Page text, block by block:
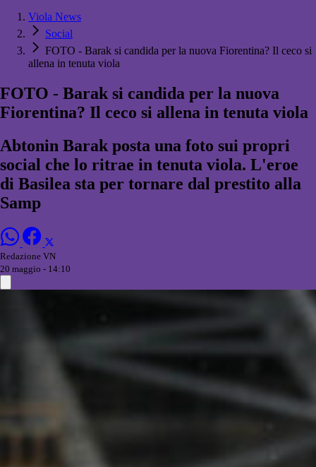
Viola News
Social
FOTO - Barak si candida per la nuova Fiorentina? Il ceco si
allena in tenuta viola
FOTO - Barak si candida per la nuova
Fiorentina? Il ceco si allena in tenuta viola
Abtonin Barak posta una foto sui propri
social che lo ritrae in tenuta viola. L'eroe
di Basilea sta per tornare dal prestito alla
Samp
Redazione VN
20 maggio - 14:10